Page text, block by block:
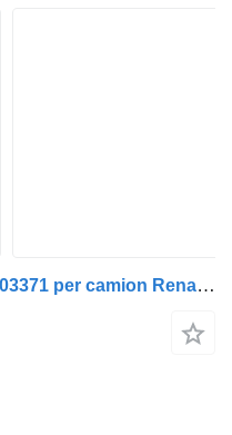
Motorino d'avviamento 7485003371 per camion Renault Premium 2005>2013